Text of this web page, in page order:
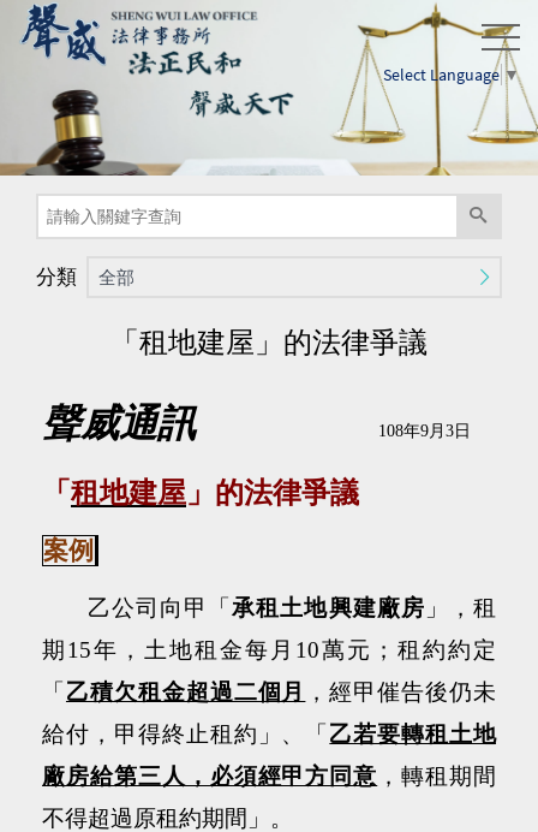
Select Language ▼
分類 全部
「租地建屋」的法律爭議
聲威通訊 108年9 月 3 日
「 租地建屋 」的法律爭議
案例
乙公司向甲「承租土地興建廠房 」，租
期 15年，土地租金每月 10萬元；租約約定
「 乙積欠租金超過二個月
，經甲催告後仍未
給付，甲得終止租約」、「 乙若要轉租土地
廠房給第三人，必須經甲方同意 ，轉租期間
不得超過原租約期間」。